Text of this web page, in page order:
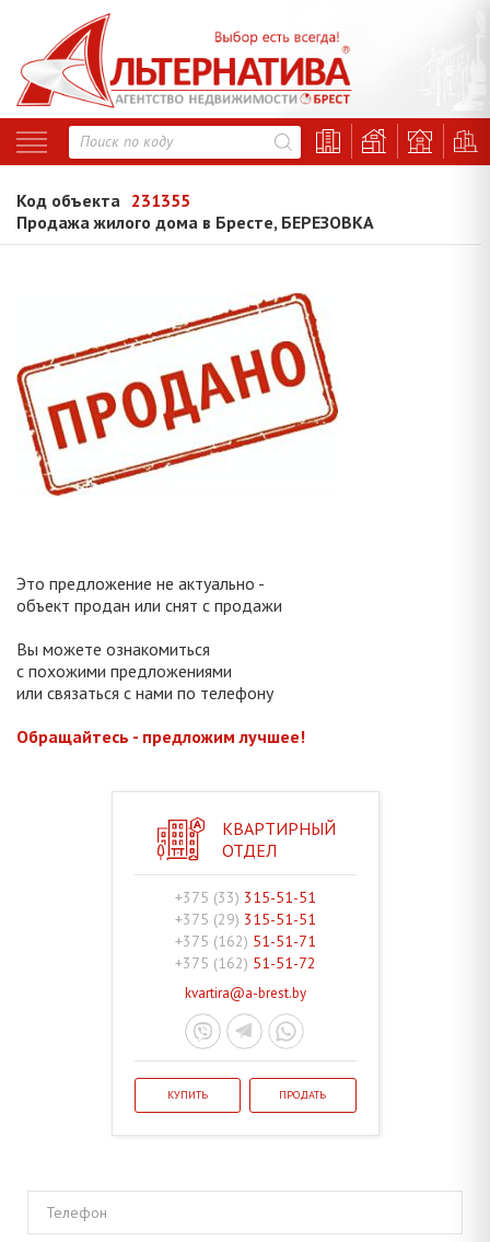
Код объекта 231355
Продажа жилого дома в Бресте, БЕРЕЗОВКА
Это предложение не актуально -
объект продан или снят с продажи
Вы можете ознакомиться
с похожими предложениями
или связаться с нами по телефону
Обращайтесь - предложим лучшее!
КВАРТИРНЫЙ
ОТДЕЛ
+375 (33) 315-51-51
+375 (29) 315-51-51
+375 (162) 51-51-71
+375 (162) 51-51-72
kvartira@a-brest.by
КУПИТЬ ПРОДАТЬ
Телефон